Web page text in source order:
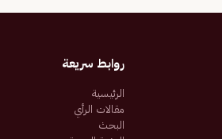
روابط سريعة
الرئيسية
مقالات الرأي
البحث